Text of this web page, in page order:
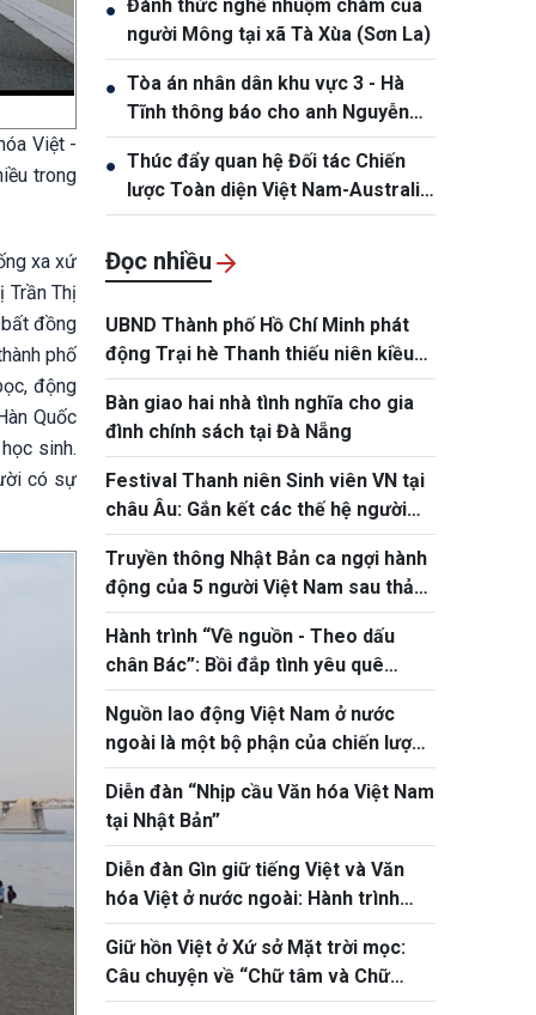
Việt -
trong
xa xứ
Trần Thị
bất đồng
phố
động
Quốc
sinh.
có sự
● Đánh thức nghề nhuộm chàm của
người Mông tại xã Tà Xùa (Sơn La)
● Tòa án nhân dân khu vực 3 - Hà
Tĩnh thông báo cho anh Nguyễn
Văn Đông
● Thúc đẩy quan hệ Đối tác Chiến
lược Toàn diện Việt Nam-Australia
lên tầm cao mới
Đọc nhiều
UBND Thành phố Hồ Chí Minh phát
động Trại hè Thanh thiếu niên kiều
bào và tuổi trẻ Thành phố năm 2026
Bàn giao hai nhà tình nghĩa cho gia
đình chính sách tại Đà Nẵng
Festival Thanh niên Sinh viên VN tại
châu Âu: Gắn kết các thế hệ người
Việt
Truyền thông Nhật Bản ca ngợi hành
động của 5 người Việt Nam sau thảm
họa động đất tại Kumamoto
Hành trình “Về nguồn - Theo dấu
chân Bác”: Bồi đắp tình yêu quê
hương cho thanh thiếu niên kiều bào
Nguồn lao động Việt Nam ở nước
ngoài là một bộ phận của chiến lược
phát triển nguồn nhân lực quốc gia
Diễn đàn “Nhịp cầu Văn hóa Việt Nam
tại Nhật Bản”
Diễn đàn Gìn giữ tiếng Việt và Văn
hóa Việt ở nước ngoài: Hành trình
bắc cầu tiếng mẹ đẻ nơi xa quê
Giữ hồn Việt ở Xứ sở Mặt trời mọc:
Câu chuyện về “Chữ tâm và Chữ
duyên”